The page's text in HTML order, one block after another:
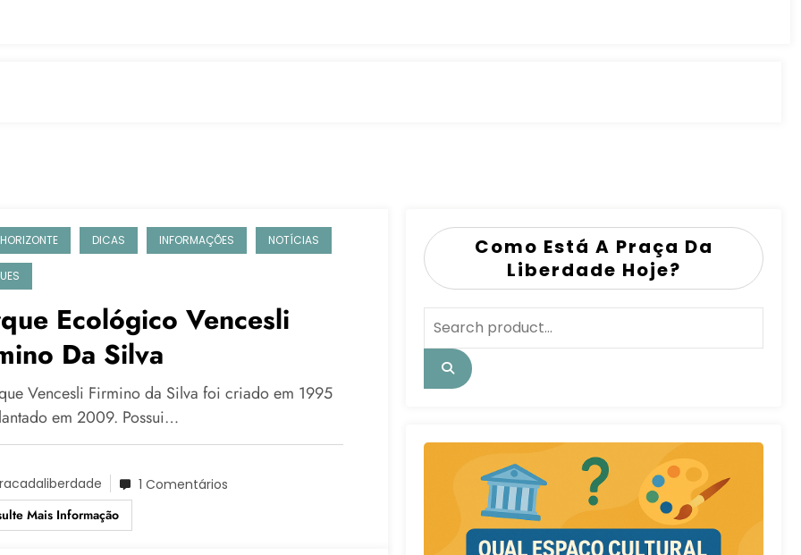
DICAS INFORMAÇÕES NOTÍCIAS
Ecológico Vencesli
Da Silva
Vencesli Firmino da Silva foi criado em 1995
em 2009. Possui…
1 Comentários
Mais Informação
Como Está A Praça Da
Liberdade Hoje?